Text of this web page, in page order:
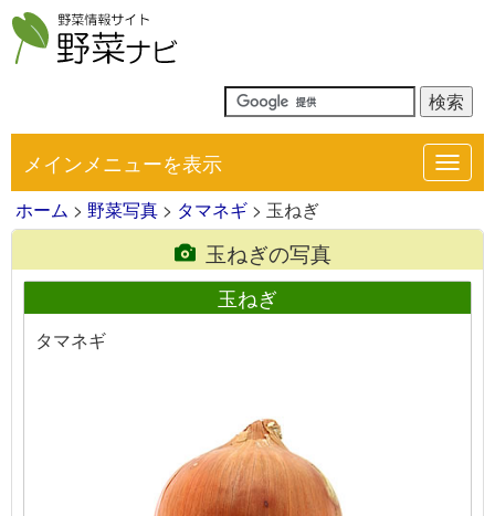
メインメニューを表示
ホーム > 野菜写真 > タマネギ > 玉ねぎ
玉ねぎの写真
玉ねぎ
タマネギ